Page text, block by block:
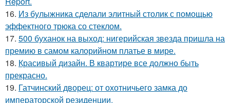
16. Из булыжника сделали элитный столик с помощью
эффектного трюка со стеклом.
17. 500 буханок на выход: нигерийская звезда пришла на
премию в самом калорийном платье в мире.
18. Красивый дизайн. В квартире все должно быть
прекрасно.
19. Гатчинский дворец: от охотничьего замка до
императорской резиденции.